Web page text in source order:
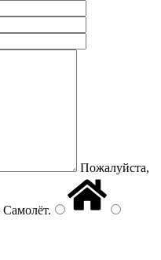
Пожалуйста,
Самолёт.